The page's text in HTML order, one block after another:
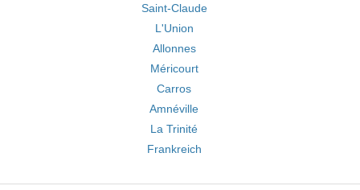
Saint-Claude
L'Union
Allonnes
Méricourt
Carros
Amnéville
La Trinité
Frankreich